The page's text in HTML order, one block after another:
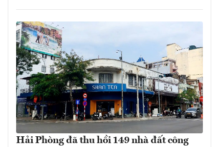
Hải Phòng đã thu hồi 149 nhà đất công